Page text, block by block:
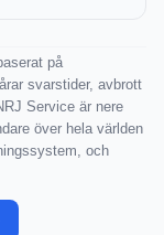
på
svarstider, avbrott
Service är nere
över hela världen
och